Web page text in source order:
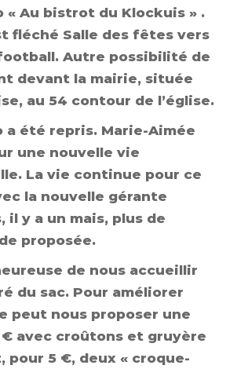
« Au bistrot du Klockuis » .
fléché Salle des fêtes vers
Autre possibilité de
devant la mairie, située
au 54 contour de l’église.
a été repris. Marie-Aimée
une nouvelle vie
La vie continue pour ce
la nouvelle gérante
il y a un mais, plus de
proposée.
de nous accueillir
du sac. Pour améliorer
peut nous proposer une
€ avec croûtons et gruyère
pour 5 €, deux « croque-